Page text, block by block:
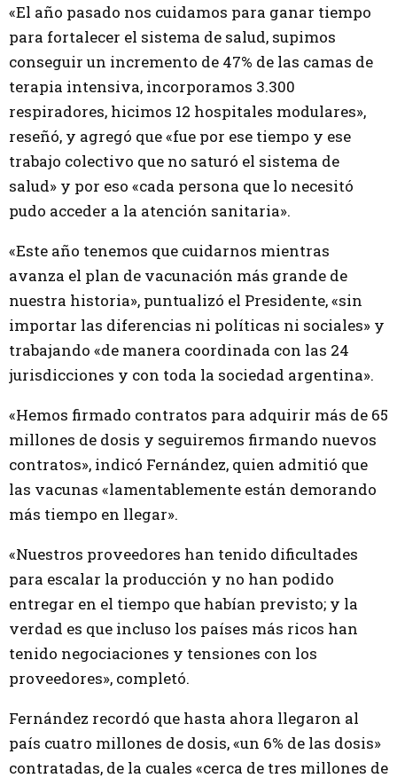
«El año pasado nos cuidamos para ganar tiempo
para fortalecer el sistema de salud, supimos
conseguir un incremento de 47% de las camas de
terapia intensiva, incorporamos 3.300
respiradores, hicimos 12 hospitales modulares»,
reseñó, y agregó que «fue por ese tiempo y ese
trabajo colectivo que no saturó el sistema de
salud» y por eso «cada persona que lo necesitó
pudo acceder a la atención sanitaria».
«Este año tenemos que cuidarnos mientras
avanza el plan de vacunación más grande de
nuestra historia», puntualizó el Presidente, «sin
importar las diferencias ni políticas ni sociales» y
trabajando «de manera coordinada con las 24
jurisdicciones y con toda la sociedad argentina».
«Hemos firmado contratos para adquirir más de 65
millones de dosis y seguiremos firmando nuevos
contratos», indicó Fernández, quien admitió que
las vacunas «lamentablemente están demorando
más tiempo en llegar».
«Nuestros proveedores han tenido dificultades
para escalar la producción y no han podido
entregar en el tiempo que habían previsto; y la
verdad es que incluso los países más ricos han
tenido negociaciones y tensiones con los
proveedores», completó.
Fernández recordó que hasta ahora llegaron al
país cuatro millones de dosis, «un 6% de las dosis»
contratadas, de la cuales «cerca de tres millones de